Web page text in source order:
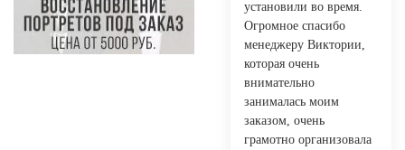
установили во время.
Огромное спасибо
менеджеру Виктории,
которая очень
внимательно
занималась моим
заказом, очень
грамотно организовала